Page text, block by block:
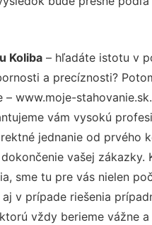
Koliba – hľadáte istotu v
a precíznosti?
– www.moje-
vám vysokú
jednanie od prvého
vašej zákazky.
sme tu pre vás nielen
v prípade riešenia
vždy berieme vážne a